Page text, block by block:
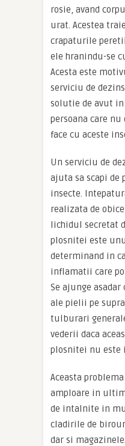
rosie, avand
urat. Acestea
crapaturile
ele hranindu-se
Acesta este
serviciu de
solutie de avut
persoana care nu
face cu aceste
Un serviciu de
ajuta sa scapi de
insecte.
realizata de
lichidul secretat
plosnitei este
determinand in
inflamatii care
Se ajunge
ale pielii pe
tulburari
vederii daca
plosnitei nu este
Aceasta
amploare in
de intalnite in
cladirile de
dar si